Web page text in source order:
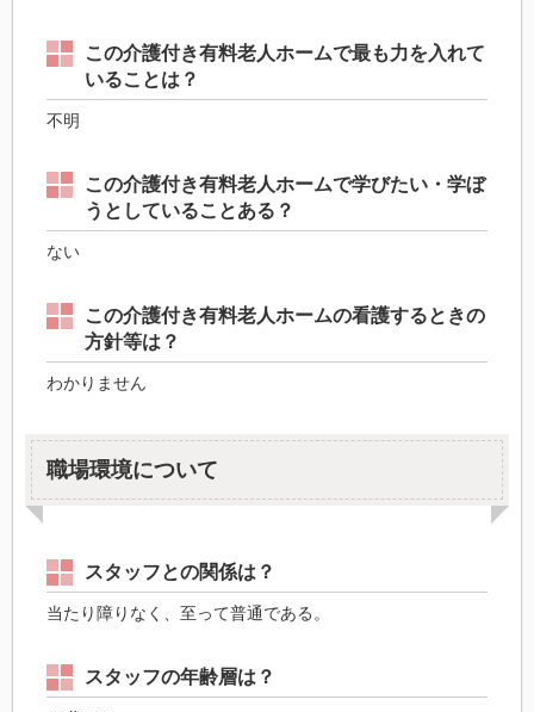
この介護付き有料老人ホームで最も力を入れて
いることは？
不明
この介護付き有料老人ホームで学びたい・学ぼ
うとしていることある？
ない
この介護付き有料老人ホームの看護するときの
方針等は？
わかりません
職場環境について
スタッフとの関係は？
当たり障りなく、至って普通である。
スタッフの年齢層は？